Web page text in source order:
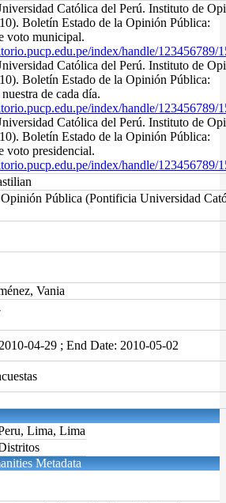
Católica del Perú. Instituto de
Boletín Estado de la Opinión Pública:
voto municipal.
index/handle/123456789/
Católica del Perú. Instituto de
Boletín Estado de la Opinión Pública:
de cada día.
index/handle/123456789/
Católica del Perú. Instituto de
Boletín Estado de la Opinión Pública:
voto presidencial.
index/handle/123456789/
Pública (Pontificia Universidad
Vania
04-29 ; End Date: 2010-05-02
Lima, Lima
Metadata